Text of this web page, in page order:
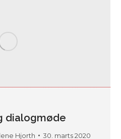
dialogmøde
Hjorth 30. marts 2020